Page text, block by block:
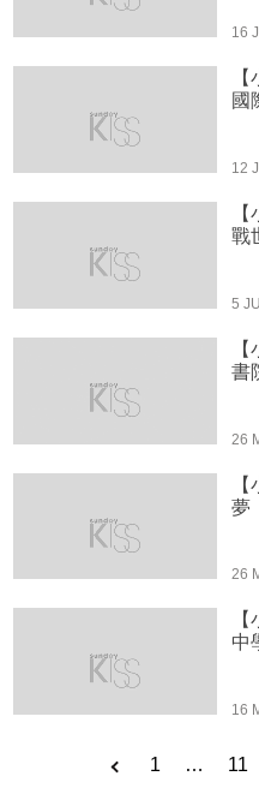
16
國
12
戰
5
26
夢
26
中
16
1 … 11